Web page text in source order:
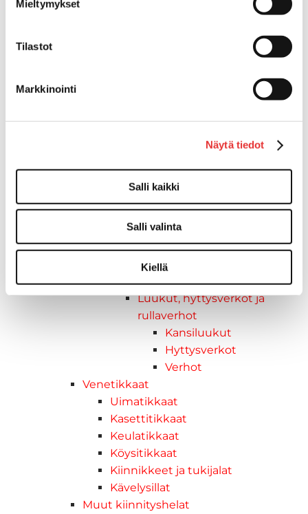
Mieltymykset
Tilastot
Markkinointi
Näytä tiedot
Salli kaikki
Salli valinta
Kiellä
Köli- ja eväsuojat
Keulatikkaat
Kaide- ja kuomuhelat
päätehelat
Keulatikkaat, -tasot ja
varusteet
Keulakaiteet ja
kaidepylväät
Kansiluukut, ikkunat ja verhot
Luukut, hyttysverkot ja
rullaverhot
Kansiluukut
Hyttysverkot
Verhot
Venetikkaat
Uimatikkaat
Kasettitikkaat
Keulatikkaat
Köysitikkaat
Kiinnikkeet ja tukijalat
Kävelysillat
Muut kiinnityshelat